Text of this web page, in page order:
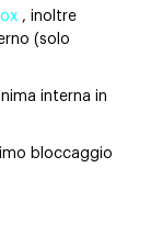
, inoltre
(solo
interna in
bloccaggio